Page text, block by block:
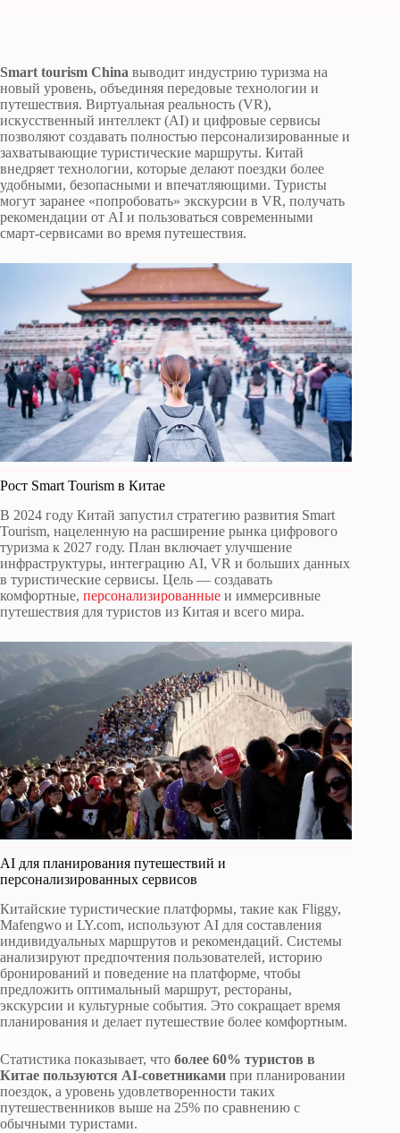
Smart tourism China выводит индустрию туризма на
новый уровень, объединяя передовые технологии и
путешествия. Виртуальная реальность (VR),
искусственный интеллект (AI) и цифровые сервисы
позволяют создавать полностью персонализированные и
захватывающие туристические маршруты. Китай
внедряет технологии, которые делают поездки более
удобными, безопасными и впечатляющими. Туристы
могут заранее «попробовать» экскурсии в VR, получать
рекомендации от AI и пользоваться современными
смарт-сервисами во время путешествия.
Рост Smart Tourism в Китае
В 2024 году Китай запустил стратегию развития Smart
Tourism, нацеленную на расширение рынка цифрового
туризма к 2027 году. План включает улучшение
инфраструктуры, интеграцию AI, VR и больших данных
в туристические сервисы. Цель — создавать
комфортные, персонализированные и иммерсивные
путешествия для туристов из Китая и всего мира.
AI для планирования путешествий и
персонализированных сервисов
Китайские туристические платформы, такие как Fliggy,
Mafengwo и LY.com, используют AI для составления
индивидуальных маршрутов и рекомендаций. Системы
анализируют предпочтения пользователей, историю
бронирований и поведение на платформе, чтобы
предложить оптимальный маршрут, рестораны,
экскурсии и культурные события. Это сокращает время
планирования и делает путешествие более комфортным.
Статистика показывает, что более 60% туристов в
Китае пользуются AI-советниками при планировании
поездок, а уровень удовлетворенности таких
путешественников выше на 25% по сравнению с
обычными туристами.